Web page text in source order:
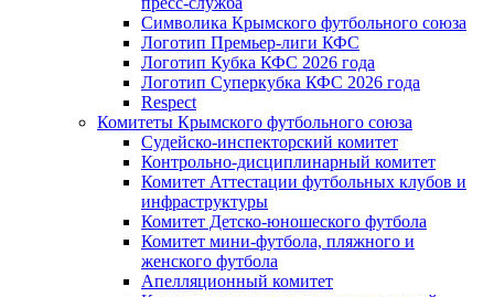
Символика Крымского футбольного союза
Логотип Премьер-лиги КФС
Логотип Кубка КФС 2026 года
Логотип Суперкубка КФС 2026 года
Respect
Комитеты Крымского футбольного союза
Судейско-инспекторский комитет
Контрольно-дисциплинарный комитет
Комитет Аттестации футбольных клубов и
инфраструктуры
Комитет Детско-юношеского футбола
Комитет мини-футбола, пляжного и
женского футбола
Апелляционный комитет